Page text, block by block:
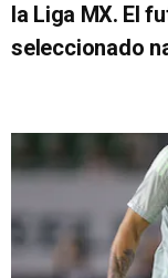
la Liga MX. El
seleccionado